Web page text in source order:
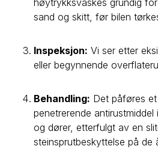
høytrykksvaskes grundig
sand og skitt, før bilen
Inspeksjon: Vi ser etter
eller begynnende
Behandling: Det påføres
penetrerende
og dører, etterfulgt av en
steinsprutbeskyttelse på de